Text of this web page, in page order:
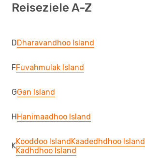
Reiseziele A-Z
DDharavandhoo Island
FFuvahmulak Island
GGan Island
HHanimaadhoo Island
KKooddoo IslandKaadedhdhoo Island
Kadhdhoo Island